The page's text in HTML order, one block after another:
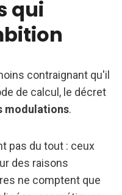
qui
contraignant qu'il
de calcul, le décret
modulations.
pas du tout : ceux
des raisons
ne comptent que